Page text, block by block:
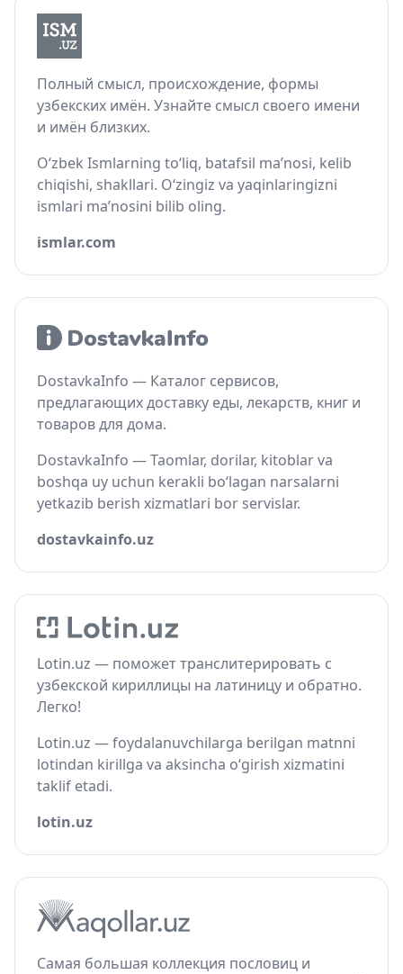
Полный смысл, происхождение, формы
узбекских имён. Узнайте смысл своего имени
и имён близких.
O‘zbek Ismlarning to‘liq, batafsil ma’nosi, kelib
chiqishi, shakllari. O‘zingiz va yaqinlaringizni
ismlari ma’nosini bilib oling.
ismlar.com
DostavkaInfo — Каталог сервисов,
предлагающих доставку еды, лекарств, книг и
товаров для дома.
DostavkaInfo — Taomlar, dorilar, kitoblar va
boshqa uy uchun kerakli bo‘lagan narsalarni
yetkazib berish xizmatlari bor servislar.
dostavkainfo.uz
Lotin.uz — поможет транслитерировать с
узбекской кириллицы на латиницу и обратно.
Легко!
Lotin.uz — foydalanuvchilarga berilgan matnni
lotindan kirillga va aksincha o‘girish xizmatini
taklif etadi.
lotin.uz
Самая большая коллекция пословиц и